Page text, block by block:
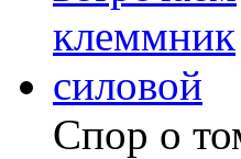
Спор о